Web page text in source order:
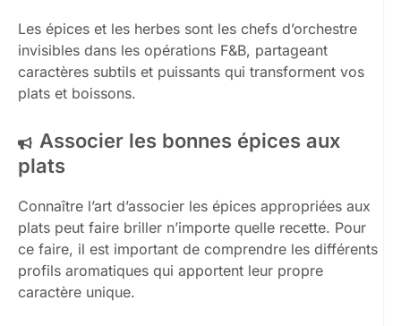
Les épices et les herbes sont les chefs d’orchestre
invisibles dans les opérations F&B, partageant
caractères subtils et puissants qui transforment vos
plats et boissons.
Associer les bonnes épices aux
plats
Connaître l’art d’associer les épices appropriées aux
plats peut faire briller n’importe quelle recette. Pour
ce faire, il est important de comprendre les différents
profils aromatiques qui apportent leur propre
caractère unique.